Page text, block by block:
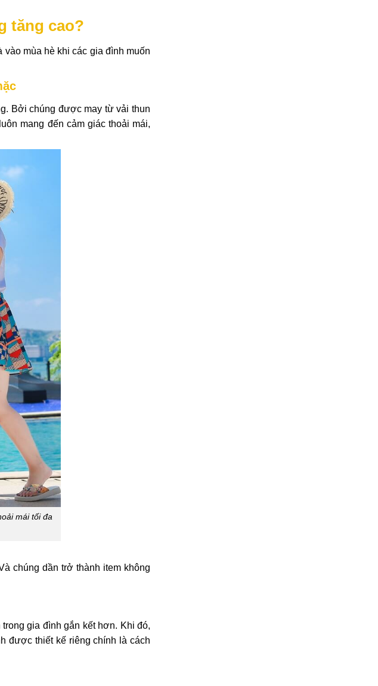
tăng cao?
vào mùa hè khi các gia đình muốn
Bởi chúng được may từ vải thun
mang đến cảm giác thoải mái,
mái tối đa
chúng dần trở thành item không
gia đình gắn kết hơn. Khi đó,
được thiết kế riêng chính là cách